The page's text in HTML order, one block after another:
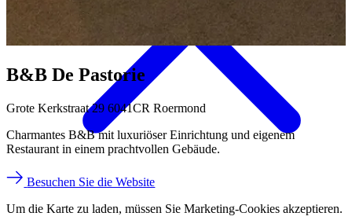
B&B De Pastorie
Grote Kerkstraat 29 6041CR Roermond
Charmantes B&B mit luxuriöser Einrichtung und eigenem
Restaurant in einem prachtvollen Gebäude.
Besuchen Sie die Website
Um die Karte zu laden, müssen Sie Marketing-Cookies akzeptieren.